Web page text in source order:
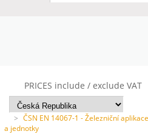
PRICES include / exclude VAT
> ČSN EN 14067-1 - Železniční
a jednotky